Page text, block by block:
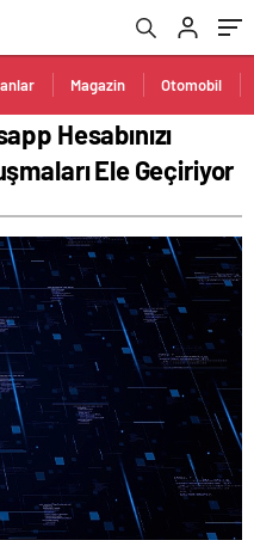
Magazin Otomobil
Hesabınızı
Ele Geçiriyor